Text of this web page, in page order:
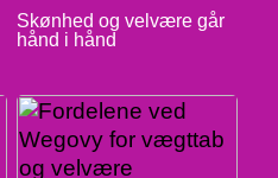
Skønhed og velvære går
hånd i hånd